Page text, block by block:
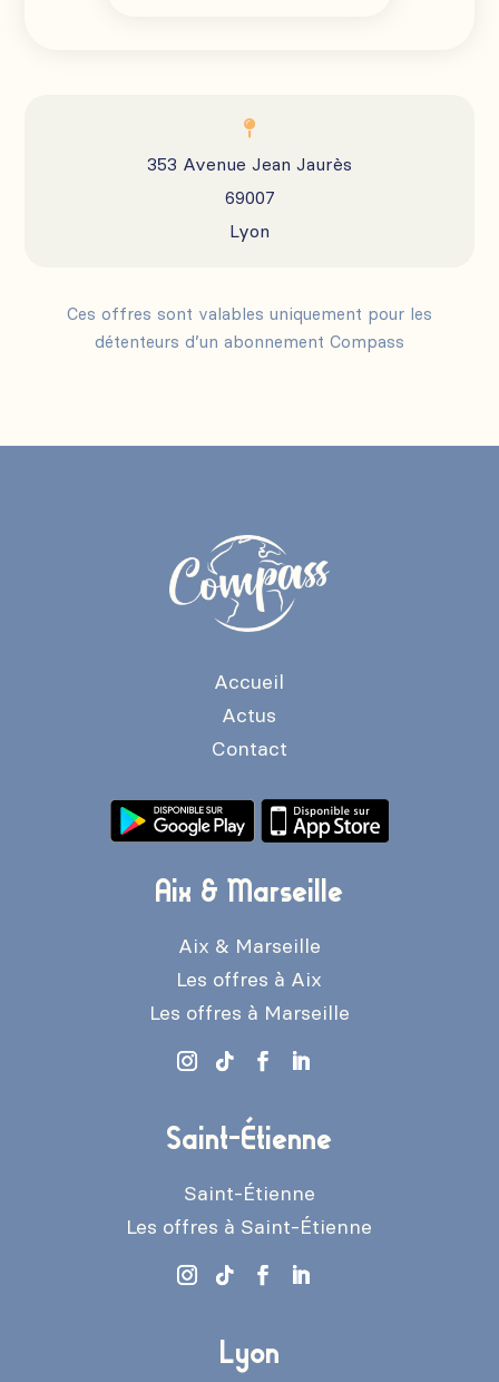

353 Avenue Jean Jaurès
69007
Lyon
Ces offres sont valables uniquement pour les
détenteurs d’un abonnement Compass
Accueil
Actus
Contact
Aix & Marseille
Aix & Marseille
Les offres à Aix
Les offres à Marseille
Saint-Étienne
Saint-Étienne
Les offres à Saint-Étienne
Lyon